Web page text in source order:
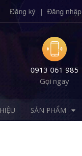
Đăng ký | Đăng nhập
0913 061 985
Gọi ngay
SẢN PHẨM